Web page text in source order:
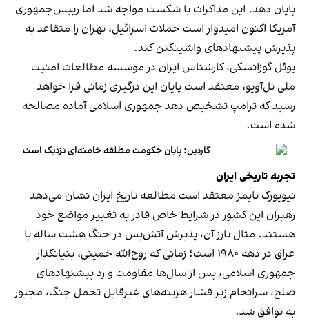
پایان دهد. این مذاکرات با شکست مواجه شد اما رییس‌جمهوری
آمریکا اکنون امیدوار است حملات اسرائیل، تهران را متقاعد به
پذیرش پیشنهادهای واشینگتن کند.
یوئل گوزانسکی، کارشناس ایران در موسسه مطالعات امنیت
ملی تل‌آویو، معتقد است پایان این درگیری زمانی فرا خواهد
رسید که ترامپ تشخیص دهد جمهوری اسلامی آماده مصالحه
شده است.
گاردین: پایان حکومت مطلقه خامنه‌ای نزدیک است
تجربهتاریخیایران
نیویورک تایمز معتقد است مطالعه تاریخ ایران نشان می‌دهد
رهبران این کشور در شرایط خاص قادر به تغییر مواضع خود
هستند. مثال بارز آن، پذیرش آتش‌بس در جنگ هشت ساله با
عراق در دهه ۱۹۸۰ است؛ زمانی که روح‌الله خمینی، بنیانگذار
جمهوری اسلامی، پس از سال‌ها مقاومت و رد پیشنهادهای
صلح، سرانجام زیر فشار هزینه‌های غیرقابل تحمل جنگ، مجبور
به توافق شد.